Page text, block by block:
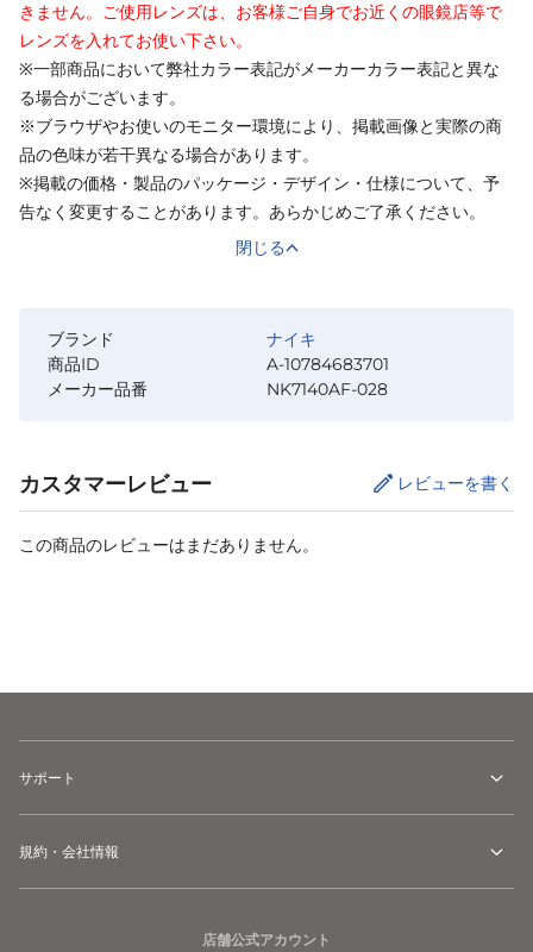
きません。ご使用レンズは、お客様ご自身でお近くの眼鏡店等で
レンズを入れてお使い下さい。
※一部商品において弊社カラー表記がメーカーカラー表記と異な
る場合がございます。
※ブラウザやお使いのモニター環境により、掲載画像と実際の商
品の色味が若干異なる場合があります。
※掲載の価格・製品のパッケージ・デザイン・仕様について、予
告なく変更することがあります。あらかじめご了承ください。
閉じる
ブランド
ナイキ
商品ID
A-10784683701
メーカー品番
NK7140AF-028
カスタマーレビュー レビューを書く
この商品のレビューはまだありません。
サポート
規約・会社情報
店舗公式アカウント